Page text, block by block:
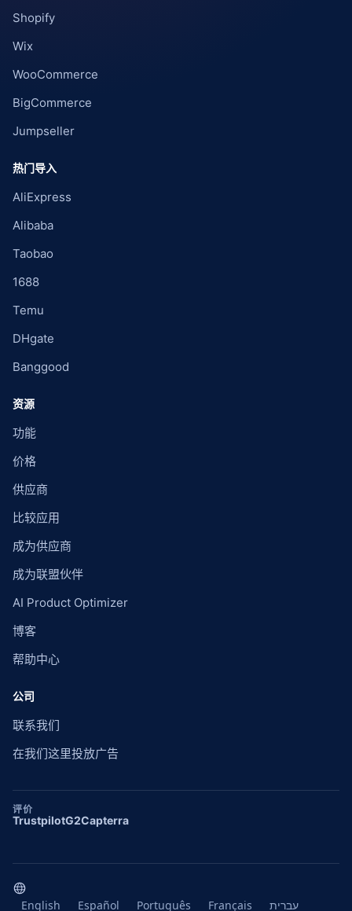
Shopify
Wix
WooCommerce
BigCommerce
Jumpseller
热门导入
AliExpress
Alibaba
Taobao
1688
Temu
DHgate
Banggood
资源
功能
价格
供应商
比较应用
成为供应商
成为联盟伙伴
AI Product Optimizer
博客
帮助中心
公司
联系我们
在我们这里投放广告
评价
TrustpilotG2Capterra
English Español Português Français עברית